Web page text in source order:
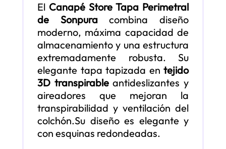
El Canapé Store Tapa Perimetral
de Sonpuracombina diseño
moderno, máxima capacidad de
almacenamiento y una estructura
extremadamente robusta. Su
elegante tapa tapizada en tejido
3D transpirableantideslizantes y
aireadores que mejoran la
transpirabilidad y ventilación del
colchón.Su diseño es elegante y
con esquinas redondeadas.